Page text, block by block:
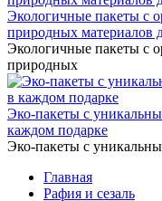
Экологичные пакеты с
природных материалов
Экологичные пакеты с
природных
Эко-пакеты с
каждом подарке
Эко-пакеты с
Главная
Рафия и сезаль